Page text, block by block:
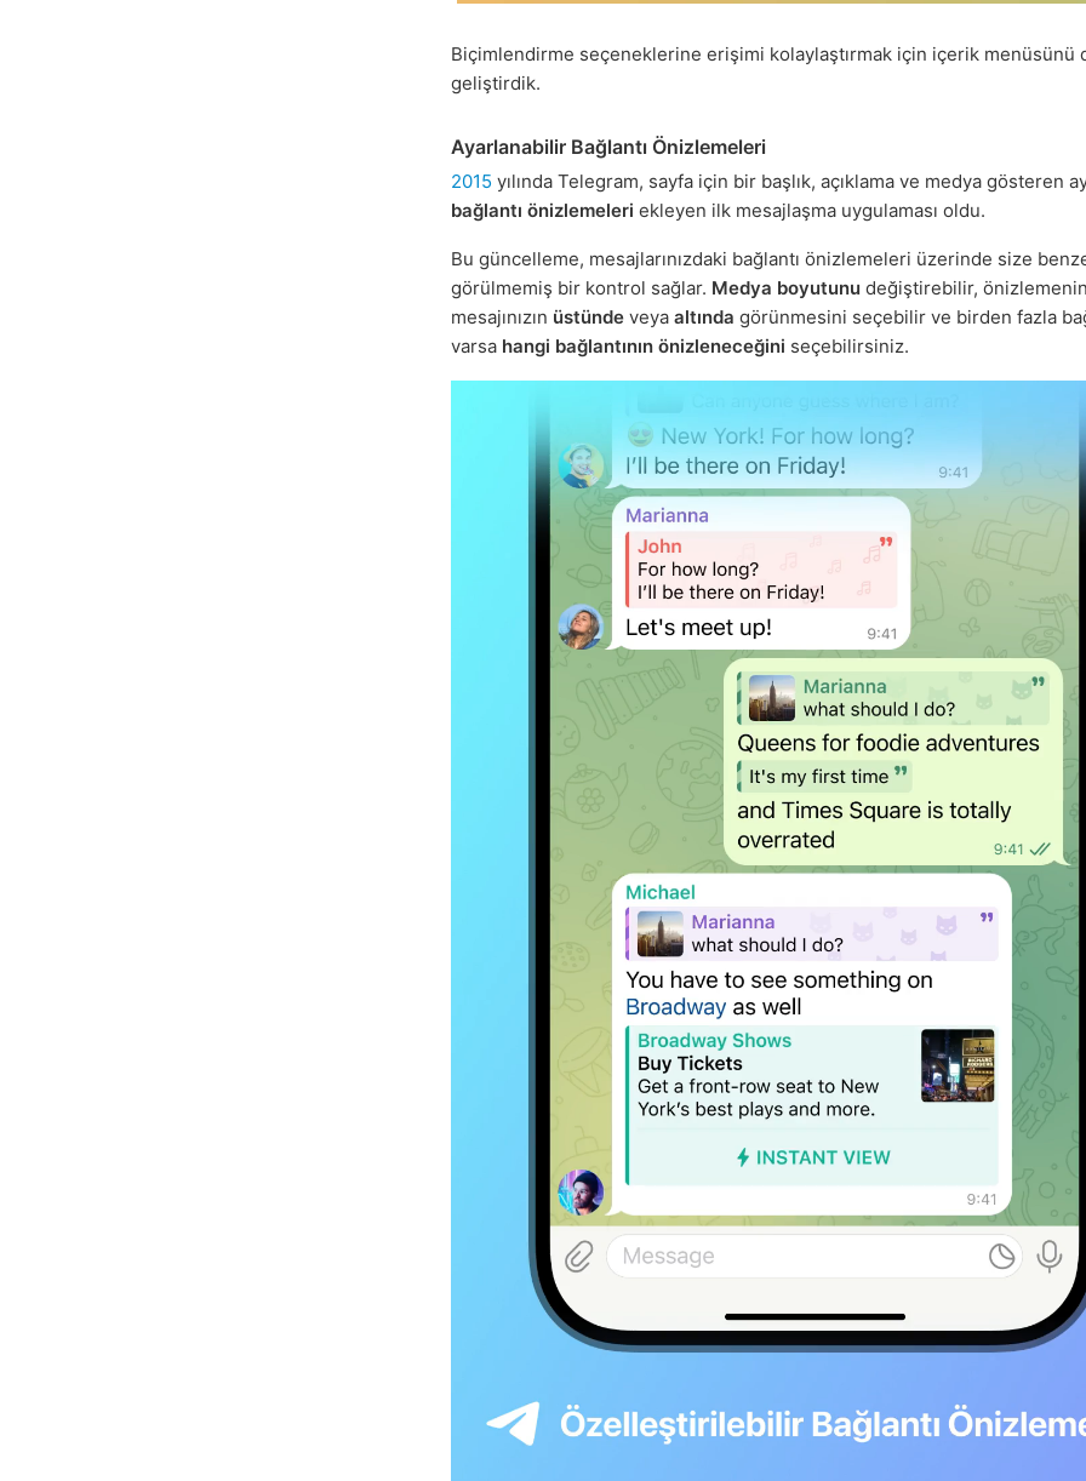
Biçimlendirme seçeneklerine erişimi kolaylaştırmak için içerik menüsünü
geliştirdik.
Ayarlanabilir Bağlantı Önizlemeleri
2015 yılında Telegram, sayfa için bir başlık, açıklama ve medya gösteren
bağlantı önizlemeleri ekleyen ilk mesajlaşma uygulaması oldu.
Bu güncelleme, mesajlarınızdaki bağlantı önizlemeleri üzerinde size
görülmemiş bir kontrol sağlar. Medya boyutunu değiştirebilir, önizlemenin
mesajınızın üstünde veya altında görünmesini seçebilir ve birden fazla
varsa hangi bağlantının önizleneceğini seçebilirsiniz.